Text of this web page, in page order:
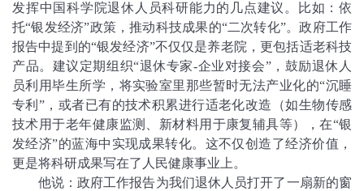
发挥中国科学院退休人员科研能力的几点建议。比如：依
托“银发经济”政策，推动科技成果的“二次转化”。政府工作
报告中提到的“银发经济”不仅仅是养老院，更包括适老科技
产品。建议定期组织“退休专家-企业对接会”，鼓励退休人
员利用毕生所学，将实验室里那些暂时无法产业化的“沉睡
专利”，或者已有的技术积累进行适老化改造（如生物传感
技术用于老年健康监测、新材料用于康复辅具等），在“银
发经济”的蓝海中实现成果转化。这不仅创造了经济价值，
更是将科研成果写在了人民健康事业上。
他说：政府工作报告为我们退休人员打开了一扇新的窗